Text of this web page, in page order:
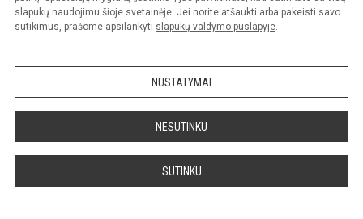
slapukų naudojimu šioje svetainėje. Jei norite atšaukti arba pakeisti savo
sutikimus, prašome apsilankyti slapukų valdymo puslapyje.
NUSTATYMAI
NESUTINKU
SUTINKU
Balandžio mėnesio visuomenės sveikatos specialistės